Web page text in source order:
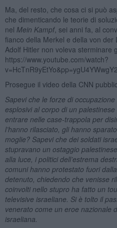
Ma, del resto, che cosa ci si può
che dimenticando le teorie di
nel Mein Kampf, sei anni fa, al
fianco della Merkel e della von der
Adolf Hitler non voleva sterminare
https://www.youtube.com/watch?
Prosegue il video della CNN
Sapevi che le forze di
esplosivi al corpo di un
entrare nelle case-trappola per
l’hanno rilasciato, gli hanno
moglie? Sapevi che dei soldati
stupravano un ostaggio
alla luce, i politici dell’estrema
comuni hanno protestato fuori
detenuto, chiedendo che venisse
coinvolti nello stupro ha fatto un
televisive israeliane. Si è tolto il
venerato come un eroe nazionale
israeliana.